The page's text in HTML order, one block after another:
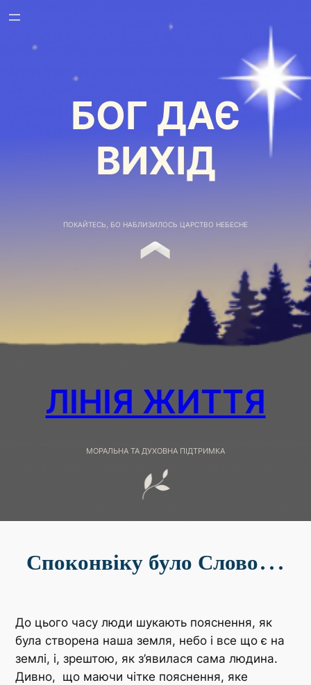
БОГ ДАЄ
ВИХІД
ПОКАЙТЕСЬ, БО НАБЛИЗИЛОСЬ ЦАРСТВО НЕБЕСНЕ
ЛІНІЯ ЖИТТЯ
МОРАЛЬНА ТА ДУХОВНА ПІДТРИМКА
Споконвіку було Слово…
До цього часу люди шукають пояснення, як
була створена наша земля, небо і все що є на
землі, і, зрештою, як з’явилася сама людина.
Дивно, що маючи чітке пояснення, яке